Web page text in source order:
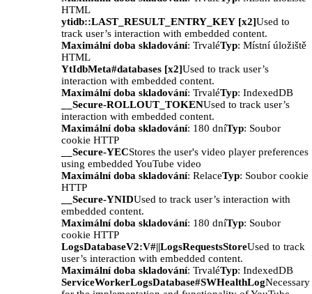
HTML
ytidb::LAST_RESULT_ENTRY_KEY [x2]Used to
track user’s interaction with embedded content.
Maximální doba skladování: TrvaléTyp: Místní úložiště
HTML
YtIdbMeta#databases [x2]Used to track user’s
interaction with embedded content.
Maximální doba skladování: TrvaléTyp: IndexedDB
__Secure-ROLLOUT_TOKENUsed to track user’s
interaction with embedded content.
Maximální doba skladování: 180 dníTyp: Soubor
cookie HTTP
__Secure-YECStores the user's video player preferences
using embedded YouTube video
Maximální doba skladování: RelaceTyp: Soubor cookie
HTTP
__Secure-YNIDUsed to track user’s interaction with
embedded content.
Maximální doba skladování: 180 dníTyp: Soubor
cookie HTTP
LogsDatabaseV2:V#||LogsRequestsStoreUsed to track
user’s interaction with embedded content.
Maximální doba skladování: TrvaléTyp: IndexedDB
ServiceWorkerLogsDatabase#SWHealthLogNecessary